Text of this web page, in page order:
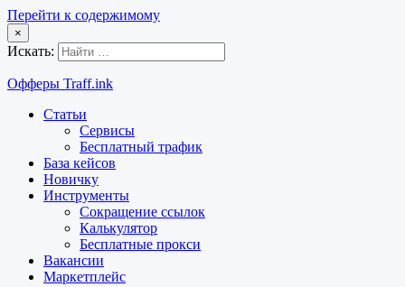
Перейти к содержимому
×
Искать:
Офферы Traff.ink
Статьи
Сервисы
Бесплатный трафик
База кейсов
Новичку
Инструменты
Сокращение ссылок
Калькулятор
Бесплатные прокси
Вакансии
Маркетплейс